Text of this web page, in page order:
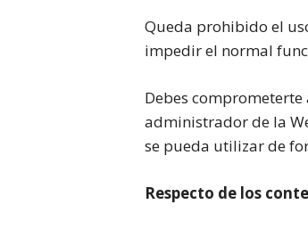
Queda prohibido el
impedir el normal
Debes
administrador de la
se pueda utilizar de
Respecto de los